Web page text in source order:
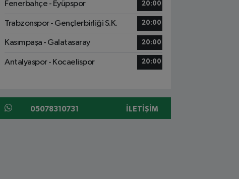
Fenerbahçe - Eyüpspor 20:00
Trabzonspor - Gençlerbirliği S.K. 20:00
Kasımpaşa - Galatasaray 20:00
Antalyaspor - Kocaelispor 20:00
05078310731 İLETIŞIM